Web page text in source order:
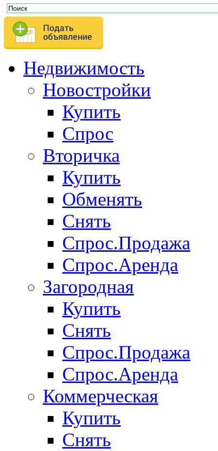
Недвижимость
Новостройки
Купить
Спрос
Вторичка
Купить
Обменять
Снять
Спрос.Продажа
Спрос.Аренда
Загородная
Купить
Снять
Спрос.Продажа
Спрос.Аренда
Коммерческая
Купить
Снять